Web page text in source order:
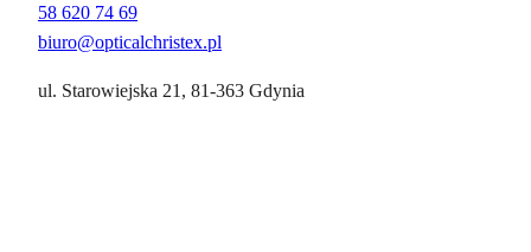
58 620 74 69
biuro@opticalchristex.pl
ul. Starowiejska 21, 81-363 Gdynia